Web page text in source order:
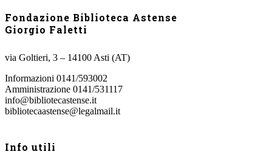
Fondazione Biblioteca Astense
Giorgio Faletti
via Goltieri, 3 – 14100 Asti (AT)
Informazioni 0141/593002
Amministrazione 0141/531117
info@bibliotecastense.it
bibliotecaastense@legalmail.it
Info utili